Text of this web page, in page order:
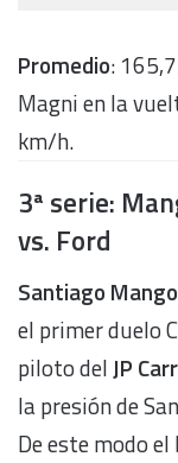
Promedio:
Magni en la
km/h.
3ª serie:
vs. Ford
Santiago
el primer duelo
piloto delJP
la presión de
De este modo